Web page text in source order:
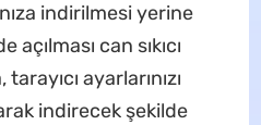
indirilmesi yerine
can sıkıcı
ayarlarınızı
indirecek şekilde